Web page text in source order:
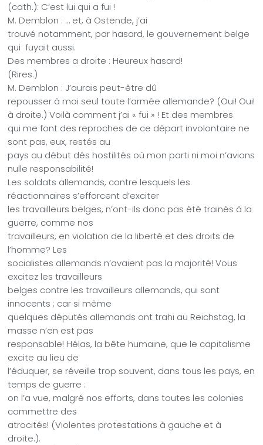
(cath.): C’est lui qui a fui !
M. Demblon : … et, à Ostende, j’ai
trouvé notamment, par hasard, le gouvernement belge
qui fuyait aussi.
Des membres a droite : Heureux hasard!
(Rires.)
M. Demblon : J’aurais peut-être dû
repousser à moi seul toute l’armée allemande? (Oui! Oui!
à droite.) Voilà comment j’ai « fui » ! Et des membres
qui me font des reproches de ce départ involontaire ne
sont pas, eux, restés au
pays au début dés hostilités où mon parti ni moi n’avions
nulle responsabilité!
Les soldats allemands, contre lesquels les
réactionnaires s’efforcent d’exciter
les travailleurs belges, n’ont-ils donc pas été trainés à la
guerre, comme nos
travailleurs, en violation de la liberté et des droits de
l’homme? Les
socialistes allemands n’avaient pas la majorité! Vous
excitez les travailleurs
belges contre les travailleurs allemands, qui sont
innocents ; car si même
quelques députés allemands ont trahi au Reichstag, la
masse n’en est pas
responsable! Hélas, la bête humaine, que le capitalisme
excite au lieu de
l’éduquer, se réveille trop souvent, dans tous les pays, en
temps de guerre :
on l’a vue, malgré nos efforts, dans toutes les colonies
commettre des
atrocités! (Violentes protestations à gauche et à
droite.).